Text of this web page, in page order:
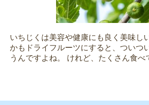
いちじくは美容や健康にも良く美味し
かもドライフルーツにすると、ついつ
うんですよね。 けれど、たくさん食べ